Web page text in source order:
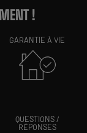
!
GARANTIE À VIE
QUESTIONS /
RÉPONSES